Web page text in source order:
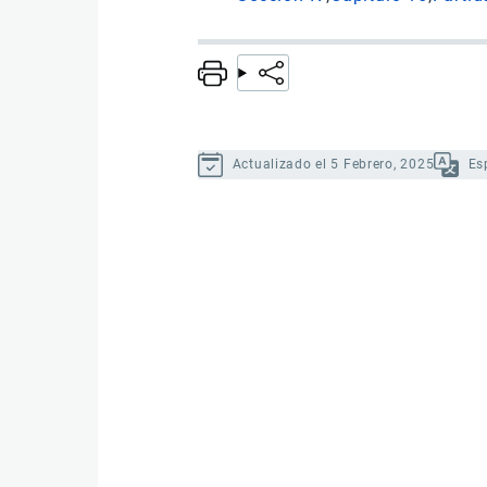
Actualizado el 5 Febrero, 2025